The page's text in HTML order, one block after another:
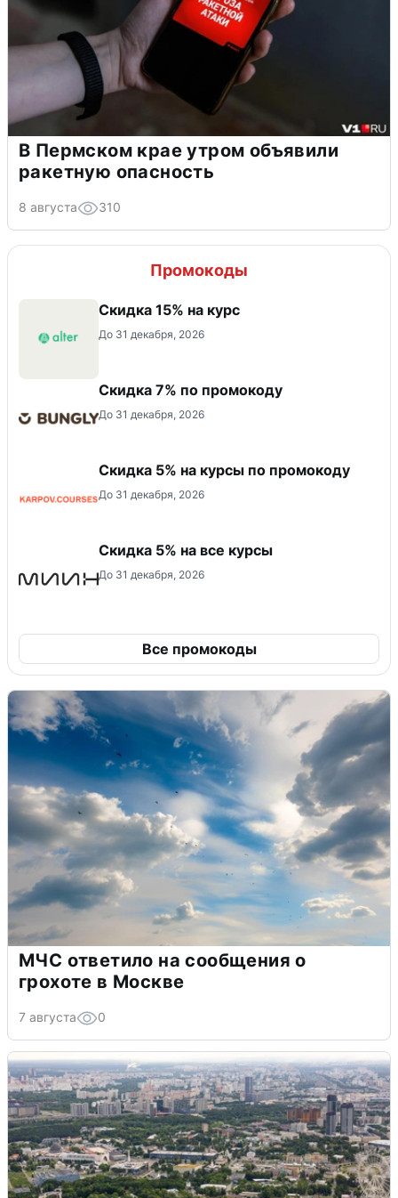
В Пермском крае утром объявили
ракетную опасность
8 августа 310
Промокоды
Скидка 15% на курс
До 31 декабря, 2026
Скидка 7% по промокоду
До 31 декабря, 2026
Скидка 5% на курсы по промокоду
До 31 декабря, 2026
Скидка 5% на все курсы
До 31 декабря, 2026
Все промокоды
МЧС ответило на сообщения о
грохоте в Москве
7 августа 0